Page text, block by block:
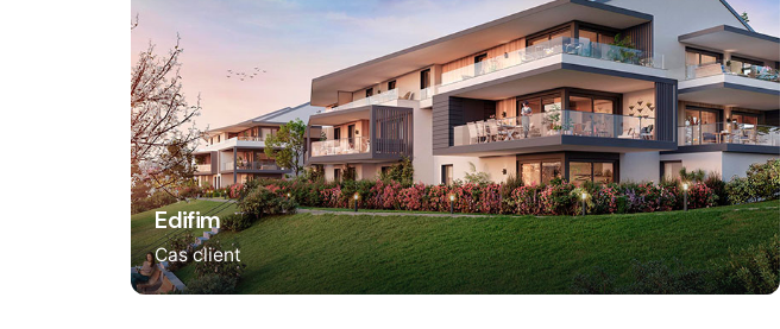
Edifim
Cas client